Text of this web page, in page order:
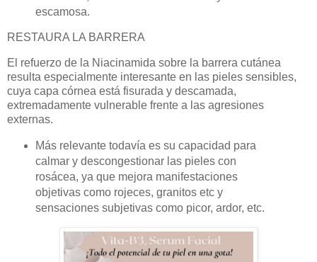
escamosa.
RESTAURA LA BARRERA
El refuerzo de la Niacinamida sobre la barrera cutánea
resulta especialmente interesante en las pieles sensibles,
cuya capa córnea está fisurada y descamada,
extremadamente vulnerable frente a las agresiones
externas.
Más relevante todavía es su capacidad para
calmar y descongestionar las pieles con
rosácea, ya que mejora manifestaciones
objetivas como rojeces, granitos etc y
sensaciones subjetivas como picor, ardor, etc.